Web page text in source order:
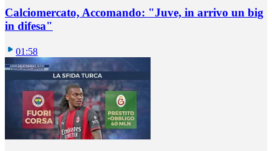
Calciomercato, Accomando: "Juve, in arrivo un big
in difesa"
01:58